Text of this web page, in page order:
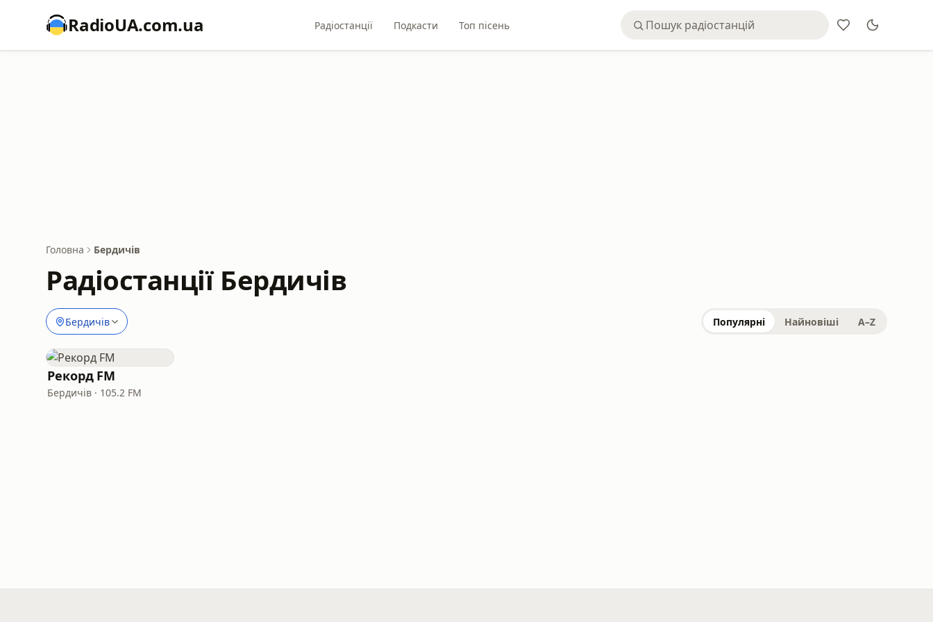
RadioUA.com.ua Радіостанції Подкасти Топ пісень
Головна Бердичів
Радіостанції Бердичів
Бердичів Популярні Найновіші A–Z
Рекорд FM
Бердичів · 105.2 FM